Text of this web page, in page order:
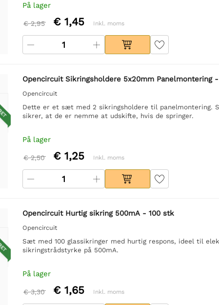
På lager
€ 2,95 € 1,45 Inkl. moms
Opencircuit Sikringsholdere 5x20mm Panelmontering
Opencircuit
Dette er et sæt med 2 sikringsholdere til panelmontering.
sikrer, at de er nemme at udskifte, hvis de springer.
På lager
€ 2,50 € 1,25 Inkl. moms
Opencircuit Hurtig sikring 500mA - 100 stk
Opencircuit
Sæt med 100 glassikringer med hurtig respons, ideel til
sikringstrådstyrke på 500mA.
På lager
€ 3,30 € 1,65 Inkl. moms